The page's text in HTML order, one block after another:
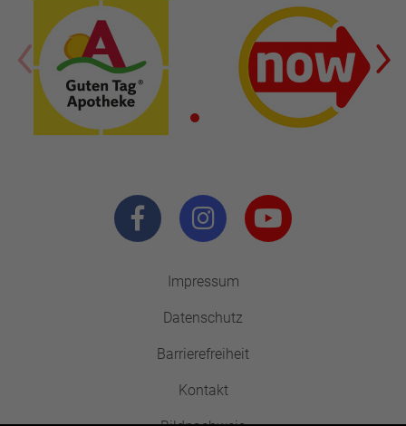
Impressum
Datenschutz
Barrierefreiheit
Kontakt